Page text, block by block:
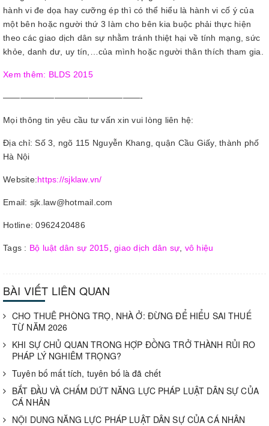
hành vi đe dọa hay cưỡng ép thì có thể hiểu là hành vi cố ý của
một bên hoặc người thứ 3 làm cho bên kia buộc phải thực hiện
theo các giao dịch dân sự nhằm tránh thiệt hại về tính mạng, sức
khỏe, danh dư, uy tín,…của mình hoặc người thân thích tham gia.
Xem thêm: BLDS 2015
————————————————-
Mọi thông tin yêu cầu tư vấn xin vui lòng liên hệ:
Địa chỉ: Số 3, ngõ 115 Nguyễn Khang, quận Cầu Giấy, thành phố
Hà Nội
Website:https://sjklaw.vn/
Email: sjk.law@hotmail.com
Hotline: 0962420486
Tags : Bộ luật dân sự 2015 giao dịch dân sự vô hiệu
BÀI VIẾT LIÊN QUAN
CHO THUÊ PHÒNG TRỌ, NHÀ Ở: ĐỪNG ĐỂ HIỂU SAI THUẾ
TỪ NĂM 2026
KHI SỰ CHỦ QUAN TRONG HỢP ĐỒNG TRỞ THÀNH RỦI RO
PHÁP LÝ NGHIÊM TRỌNG?
Tuyên bố mất tích, tuyên bố là đã chết
BẮT ĐẦU VÀ CHẤM DỨT NĂNG LỰC PHÁP LUẬT DÂN SỰ CỦA
CÁ NHÂN
NỘI DUNG NĂNG LỰC PHÁP LUẬT DÂN SỰ CỦA CÁ NHÂN